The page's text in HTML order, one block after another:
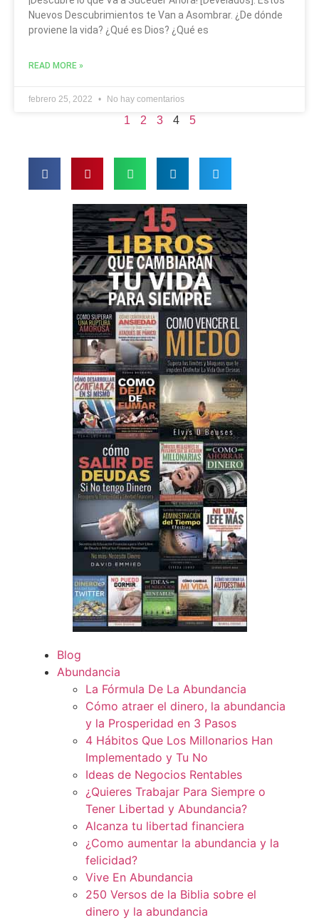
Nuevos Descubrimientos te Van a Asombrar. ¿De dónde
proviene la vida? ¿Qué es Dios? ¿Qué es
READ MORE »
febrero 25, 2022 No hay comentarios
1 2 3 4 5
Blog
Abundancia
La Fórmula De La Abundancia
Cómo atraer el dinero, la abundancia
y la Prosperidad en 3 Pasos
4 Hábitos Que Los Millonarios Han
Implementado y Tu No
Ideas de Negocios Rentables
¿Quieres Trabajar Para Siempre o
Tener Libertad y Abundancia?
Alcanza tu libertad financiera
¿Como aumentar la abundancia y la
felicidad?
Vive En Abundancia
250 Versos de la Biblia sobre el
dinero y la abundancia